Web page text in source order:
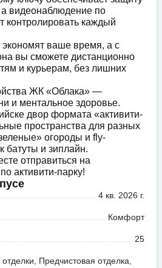
а видеонаблюдение по
контролировать каждый
ваше время, а с
вы сможете дистанционно
и курьерам, без лишних
ЖК «Облака» —
и ментальное здоровье.
двор формата «активити-
пространства для разных
огороды и fly-
батуты и зиплайн.
отправиться на
активити-парку!
4 кв. 2026 г.
Комфорт
25
отделки, Предчистовая отделка,